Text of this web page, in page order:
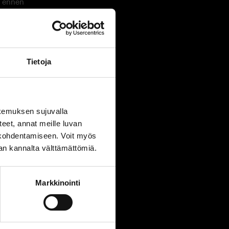
Tietoja
sujuvalla
annat meille luvan
Voit myös
kannalta välttämättömiä.
Markkinointi
joka oikein
eläkkeestäsi